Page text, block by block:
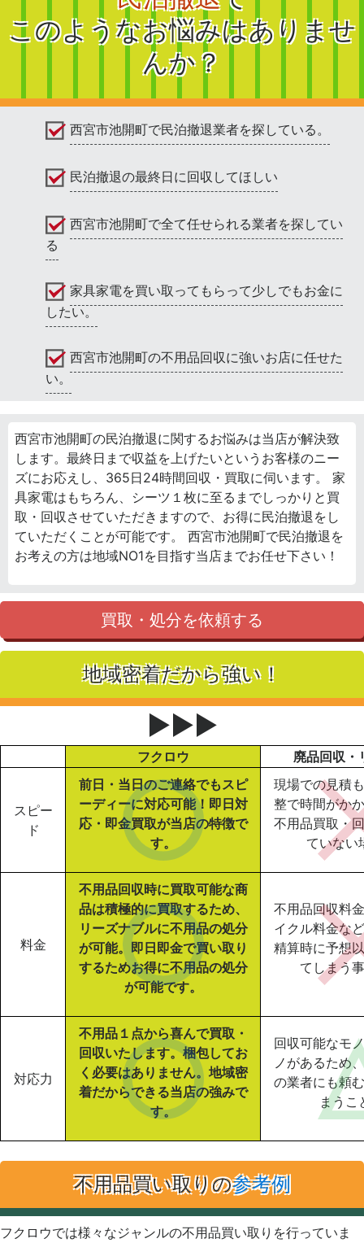
このようなお悩みはありませ
んか？
西宮市池開町で民泊撤退業者を探している。
民泊撤退の最終日に回収してほしい
西宮市池開町で全て任せられる業者を探してい
る
家具家電を買い取ってもらって少しでもお金に
したい。
西宮市池開町の不用品回収に強いお店に任せた
い。
西宮市池開町の民泊撤退に関するお悩みは当店が解決致
します。最終日まで収益を上げたいというお客様のニー
ズにお応えし、365日24時間回収・買取に伺います。 家
具家電はもちろん、シーツ１枚に至るまでしっかりと買
取・回収させていただきますので、お得に民泊撤退をし
ていただくことが可能です。 西宮市池開町で民泊撤退を
お考えの方は地域NO1を目指す当店までお任せ下さい！
買取・処分を依頼する
地域密着だから強い！
▶▶▶
フクロウ 廃品回収・
スピー
ド
前日・当日のご連絡でもスピ
ーディーに対応可能！即日対
応・即金買取が当店の特徴で
す。
現場での見積
整で時間がか
不用品買取・
ていない
料金
不用品回収時に買取可能な商
品は積極的に買取するため、
リーズナブルに不用品の処分
が可能。即日即金で買い取り
するためお得に不用品の処分
が可能です。
不用品回収料
イクル料金な
精算時に予想
てしまう
対応力
不用品１点から喜んで買取・
回収いたします。梱包してお
く必要はありません。地域密
着だからできる当店の強みで
す。
回収可能なモ
ノがあるため
の業者にも頼
まうこ
不用品買い取りの参考例
フクロウでは様々なジャンルの不用品買い取りを行っていま